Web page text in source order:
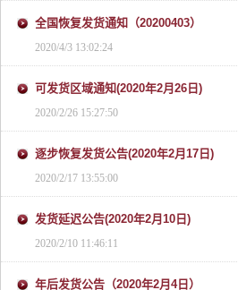
全国恢复发货通知（20200403）
2020/4/3 13:02:24
可发货区域通知(2020年2月26日)
2020/2/26 15:27:50
逐步恢复发货公告(2020年2月17日)
2020/2/17 13:55:00
发货延迟公告(2020年2月10日)
2020/2/10 11:46:11
年后发货公告（2020年2月4日）